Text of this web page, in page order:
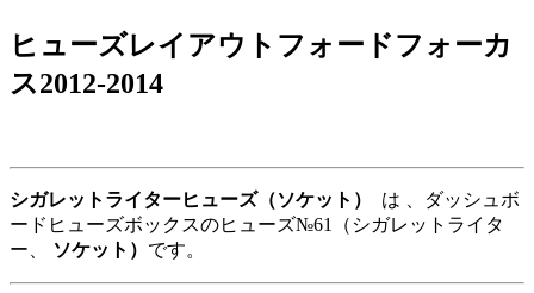
ヒューズレイアウトフォードフォーカ
ス2012-2014
シガレットライターヒューズ（ソケット） は 、ダッシュボ
ードヒューズボックスのヒューズ№61（シガレットライタ
ー、
ソケット） です。